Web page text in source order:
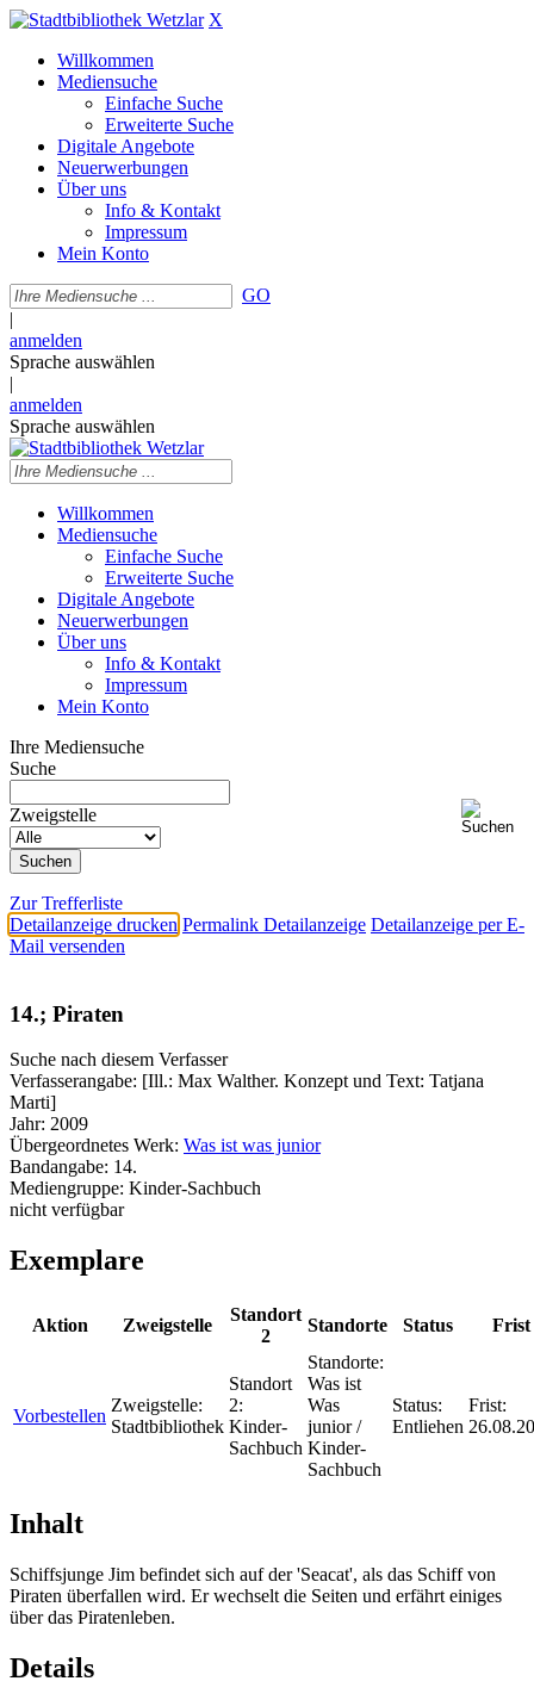
X
Willkommen
Mediensuche
Einfache Suche
Erweiterte Suche
Digitale Angebote
Neuerwerbungen
Über uns
Info & Kontakt
Impressum
Mein Konto
GO
|
anmelden
Sprache auswählen
|
anmelden
Sprache auswählen
Willkommen
Mediensuche
Einfache Suche
Erweiterte Suche
Digitale Angebote
Neuerwerbungen
Über uns
Info & Kontakt
Impressum
Mein Konto
Ihre Mediensuche
Suche
Zweigstelle
Zur Trefferliste
Detailanzeige drucken Permalink Detailanzeige Detailanzeige per E-
Mail versenden
14.; Piraten
Suche nach diesem Verfasser
Verfasserangabe: [Ill.: Max Walther. Konzept und Text: Tatjana
Marti]
Jahr: 2009
Übergeordnetes Werk: Was ist was junior
Bandangabe: 14.
Mediengruppe: Kinder-Sachbuch
nicht verfügbar
Exemplare
Aktion Zweigstelle
Standort
2
Standorte Status Frist
Vorbestellen
Zweigstelle:
Stadtbibliothek
Standort
2:
Kinder-
Sachbuch
Standorte:
Was ist
Was
junior /
Kinder-
Sachbuch
Status:
Entliehen
Frist:
Inhalt
Schiffsjunge Jim befindet sich auf der 'Seacat', als das Schiff von
Piraten überfallen wird. Er wechselt die Seiten und erfährt einiges
über das Piratenleben.
Details